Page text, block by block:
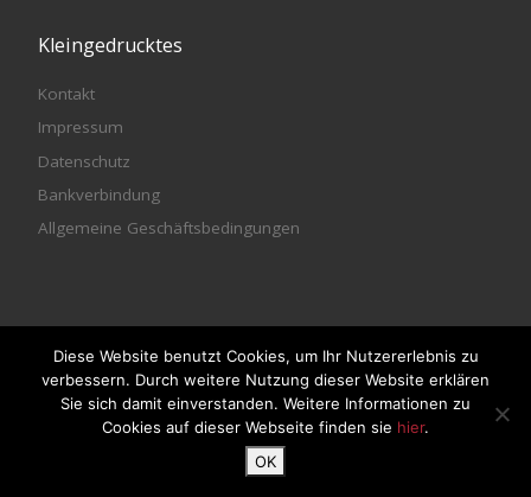
Kleingedrucktes
Kontakt
Impressum
Datenschutz
Bankverbindung
Allgemeine Geschäftsbedingungen
© 2026 meet & DANCE - Die Tanzschule Puchheim – Alle
Rechte vorbehalten
Diese Website benutzt Cookies, um Ihr Nutzererlebnis zu
verbessern. Durch weitere Nutzung dieser Website erklären
Sie sich damit einverstanden. Weitere Informationen zu
Cookies auf dieser Webseite finden sie hier.
OK